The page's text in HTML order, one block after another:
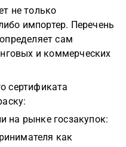
не только
импортер. Перечень
сам
и коммерческих
сертификата
на рынке госзакупок:
как